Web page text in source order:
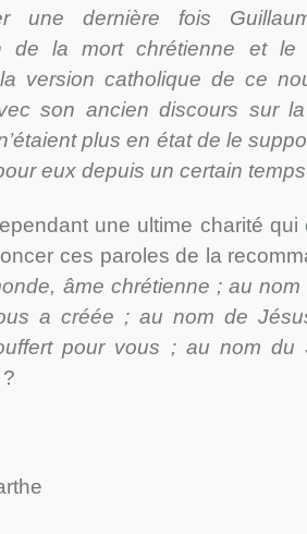
une dernière fois
de la mort chrétienne et
version catholique de ce
son ancien discours sur
plus en état de le
eux depuis un certain temps
une ultime charité
ces paroles de la
âme chrétienne ; au
a créée ; au nom de
pour vous ; au nom du